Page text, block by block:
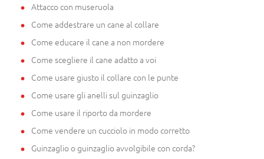
Attacco con museruola
Come addestrare un cane al collare
Come educare il cane a non mordere
Come scegliere il cane adatto a voi
Come usare giusto il collare con le punte
Come usare gli anelli sul guinzaglio
Come usare il riporto da mordere
Come vendere un cucciolo in modo corretto
Guinzaglio o guinzaglio avvolgibile con corda?